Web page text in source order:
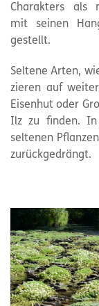
Charakters als
mit seinen
gestellt.
Seltene Arten,
zieren auf
Eisenhut oder
Ilz zu finden.
seltenen
zurückgedrängt.